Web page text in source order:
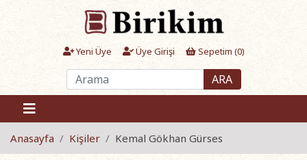
Yeni Üye Üye Girişi Sepetim (0)
ARA
Anasayfa Kişiler Kemal Gökhan Gürses